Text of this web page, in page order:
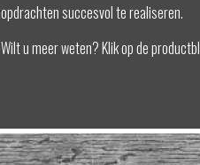
opdrachten succesvol te realiseren.
Wilt u meer weten? Klik op de